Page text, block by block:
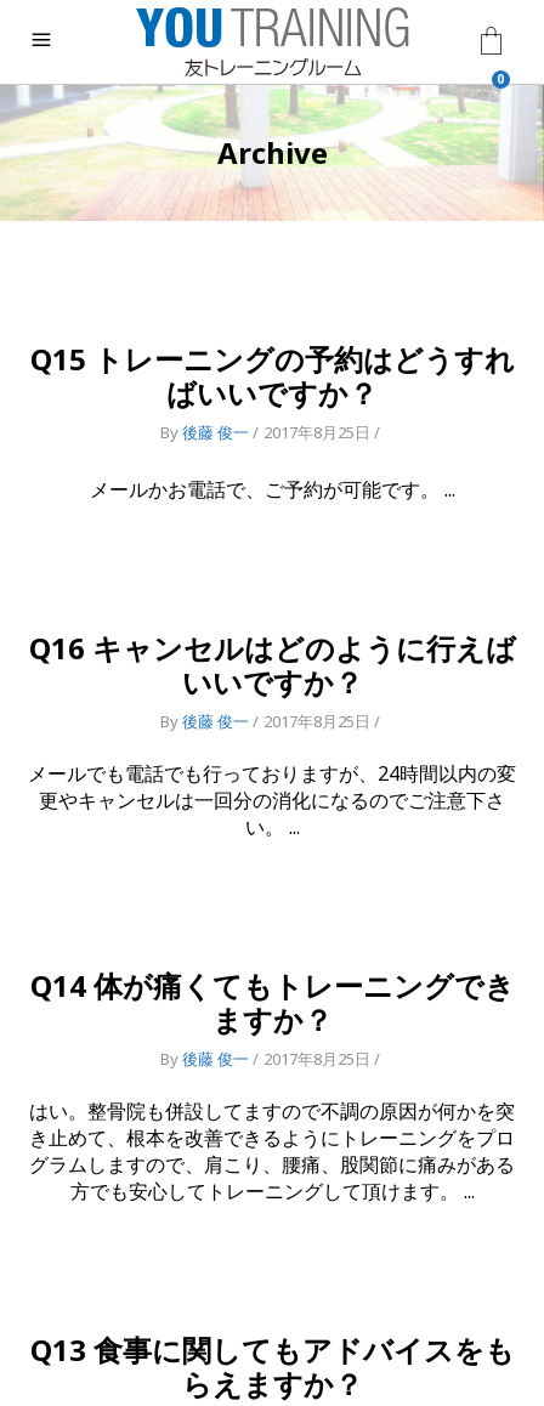
0
Archive
Q15 トレーニングの予約はどうすれ
ばいいですか？
By後藤 俊一 2017年8月25日
メールかお電話で、ご予約が可能です。
Q16 キャンセルはどのように行えば
いいですか？
By後藤 俊一 2017年8月25日
メールでも電話でも行っておりますが、24時間以内の変
更やキャンセルは一回分の消化になるのでご注意下さ
い。
Q14 体が痛くてもトレーニングでき
ますか？
By後藤 俊一 2017年8月25日
はい。整骨院も併設してますので不調の原因が何かを突
き止めて、根本を改善できるようにトレーニングをプロ
グラムしますので、肩こり、腰痛、股関節に痛みがある
方でも安心してトレーニングして頂けます。
Q13 食事に関してもアドバイスをも
らえますか？